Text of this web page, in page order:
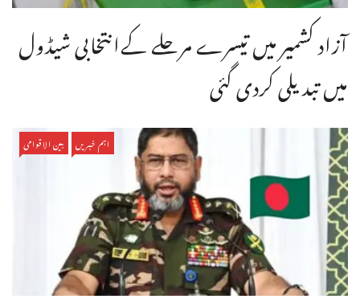
آزاد کشمیر میں تیسرے مرحلے کےانتخابی شیڈول
میں تبدیلی کردی گئی
اہم خبریں بین الاقوامی